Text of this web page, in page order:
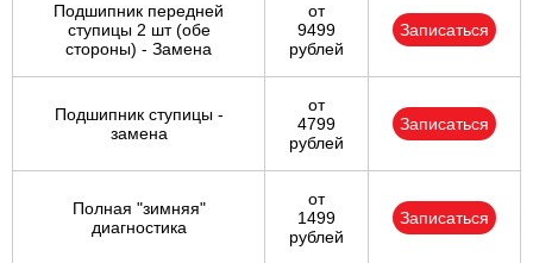
Подшипник передней
ступицы 2 шт (обе
стороны) - Замена
от
9499
рублей
Записаться
Подшипник ступицы -
замена
от
4799
рублей
Записаться
Полная "зимняя"
диагностика
от
1499
рублей
Записаться